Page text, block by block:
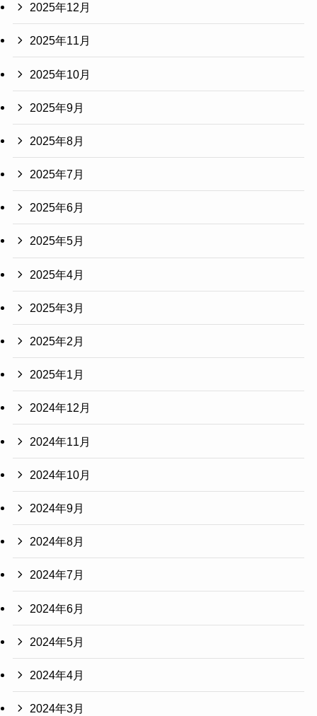
2025年12月
2025年11月
2025年10月
2025年9月
2025年8月
2025年7月
2025年6月
2025年5月
2025年4月
2025年3月
2025年2月
2025年1月
2024年12月
2024年11月
2024年10月
2024年9月
2024年8月
2024年7月
2024年6月
2024年5月
2024年4月
2024年3月